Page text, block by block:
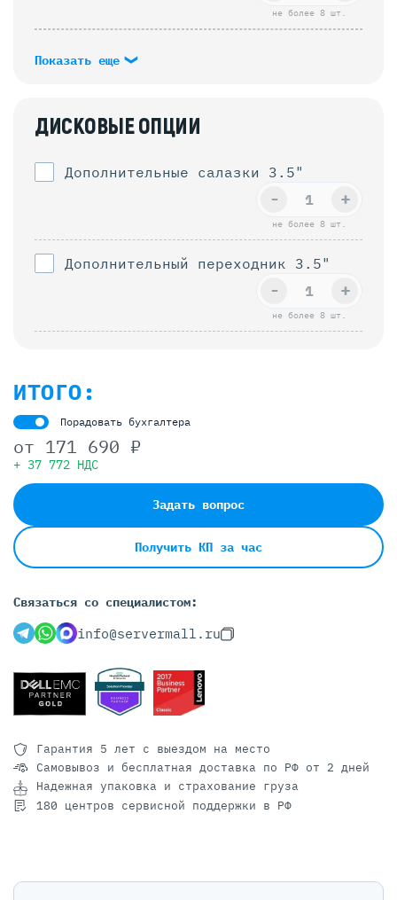
не более 8 шт.
Показать еще
ДИСКОВЫЕ ОПЦИИ
Дополнительные салазки 3.5"
не более 8 шт.
+
-
Дополнительный переходник 3.5"
не более 8 шт.
+
-
ИТОГО:
Порадовать бухгалтера
от 171 690 ₽
+ 37 772 НДС
Задать вопрос
Получить КП за час
Связаться со специалистом:
info@servermall.ru
Гарантия 5 лет с выездом на место
Самовывоз и бесплатная доставка по РФ от 2 дней
Надежная упаковка и страхование груза
180 центров сервисной поддержки в РФ